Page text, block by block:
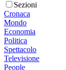
Sezioni
Cronaca
Mondo
Economia
Politica
Spettacolo
Televisione
People